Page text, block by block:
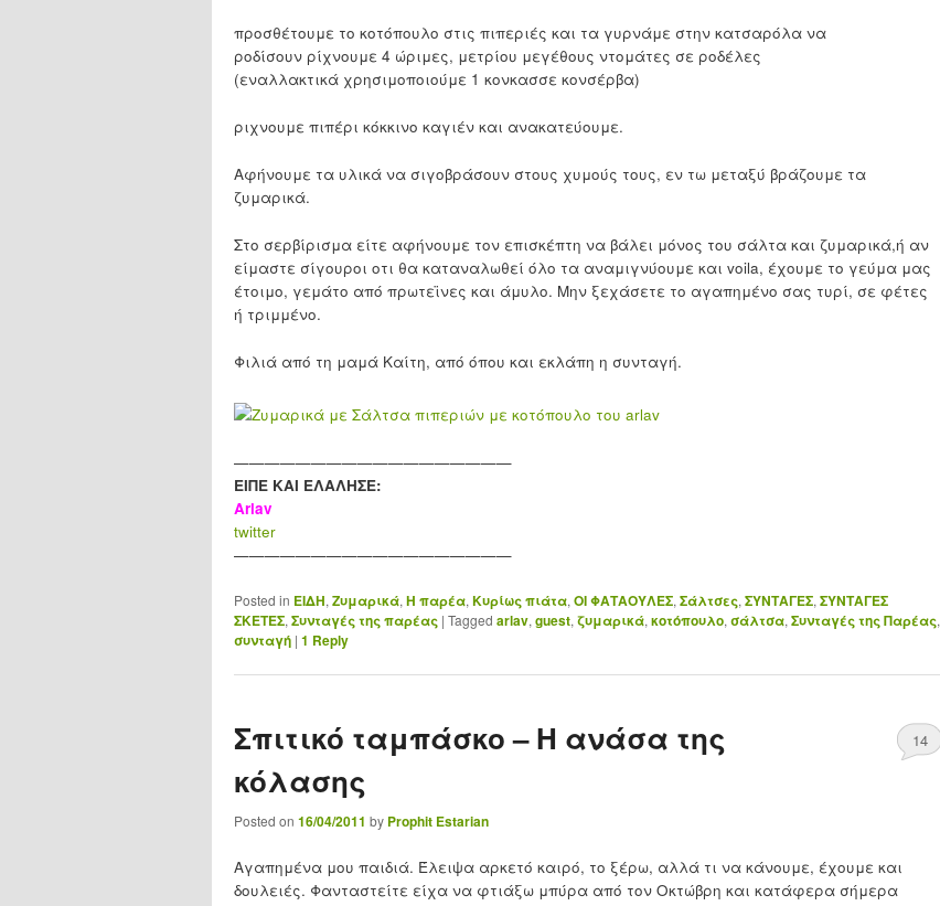
προσθέτουμε το κοτόπουλο στις πιπεριές και τα γυρνάμε στην κατσαρόλα να
ροδίσουν ρίχνουμε 4 ώριμες, μετρίου μεγέθους ντομάτες σε ροδέλες
(εναλλακτικά χρησιμοποιούμε 1 κονκασσε κονσέρβα)
ριχνουμε πιπέρι κόκκινο καγιέν και ανακατεύουμε.
Αφήνουμε τα υλικά να σιγοβράσουν στους χυμούς τους, εν τω μεταξύ βράζουμε τα
ζυμαρικά.
Στο σερβίρισμα είτε αφήνουμε τον επισκέπτη να βάλει μόνος του σάλτα και ζυμαρικά,ή αν
είμαστε σίγουροι οτι θα καταναλωθεί όλο τα αναμιγνύουμε και voila, έχουμε το γεύμα μας
έτοιμο, γεμάτο από πρωτεϊνες και άμυλο. Μην ξεχάσετε το αγαπημένο σας τυρί, σε φέτες
ή τριμμένο.
Φιλιά από τη μαμά Καίτη, από όπου και εκλάπη η συνταγή.
——————————————————
ΕΙΠΕ ΚΑΙ ΕΛΑΛΗΣΕ:
Arlav
twitter
——————————————————
Posted in ΕΙΔΗ, Ζυμαρικά, Η παρέα, Κυρίως πιάτα, ΟΙ ΦΑΤΑΟΥΛΕΣ, Σάλτσες, ΣΥΝΤΑΓΕΣ, ΣΥΝΤΑΓΕΣ
ΣΚΕΤΕΣ, Συνταγές της παρέας | Tagged arlav, guest, ζυμαρικά, κοτόπουλο, σάλτσα, Συνταγές της Παρέας,
συνταγή | 1 Reply
Σπιτικό ταμπάσκο – Η ανάσα της
κόλασης
Posted on 16/04/2011 by Prophit Estarian
14
Αγαπημένα μου παιδιά. Έλειψα αρκετό καιρό, το ξέρω, αλλά τι να κάνουμε, έχουμε και
δουλειές. Φανταστείτε είχα να φτιάξω μπύρα από τον Οκτώβρη και κατάφερα σήμερα